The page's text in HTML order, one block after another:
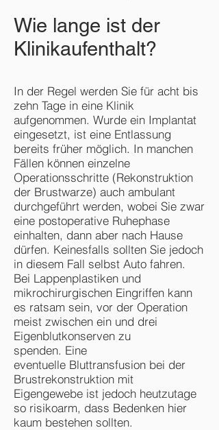
Wie lange ist der
Klinikaufenthalt?
In der Regel werden Sie für acht bis
zehn Tage in eine Klinik
aufgenommen. Wurde ein Implantat
eingesetzt, ist eine Entlassung
bereits früher möglich. In manchen
Fällen können einzelne
Operationsschritte (Rekonstruktion
der Brustwarze) auch ambulant
durchgeführt werden, wobei Sie zwar
eine postoperative Ruhephase
einhalten, dann aber nach Hause
dürfen. Keinesfalls sollten Sie jedoch
in diesem Fall selbst Auto fahren.
Bei Lappenplastiken und
mikrochirurgischen Eingriffen kann
es ratsam sein, vor der Operation
meist zwischen ein und drei
Eigenblutkonserven zu
spenden. Eine
eventuelle Bluttransfusion bei der
Brustrekonstruktion mit
Eigengewebe ist jedoch heutzutage
so risikoarm, dass Bedenken hier
kaum bestehen sollten.